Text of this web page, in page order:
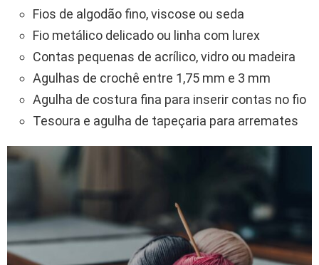
Fios de algodão fino, viscose ou seda
Fio metálico delicado ou linha com lurex
Contas pequenas de acrílico, vidro ou madeira
Agulhas de crochê entre 1,75 mm e 3 mm
Agulha de costura fina para inserir contas no fio
Tesoura e agulha de tapeçaria para arremates